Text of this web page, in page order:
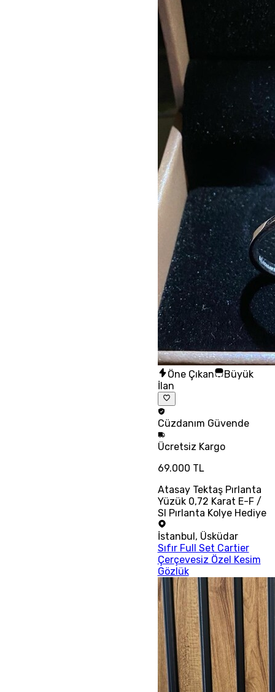
Öne Çıkan
Büyük
İlan
Cüzdanım Güvende
Ücretsiz Kargo
69.000 TL
Atasay Tektaş Pırlanta
Yüzük 0,72 Karat E-F /
SI Pırlanta Kolye Hediye
İstanbul, Üsküdar
Sıfır Full Set Cartier
Çerçevesiz Özel Kesim
Gözlük